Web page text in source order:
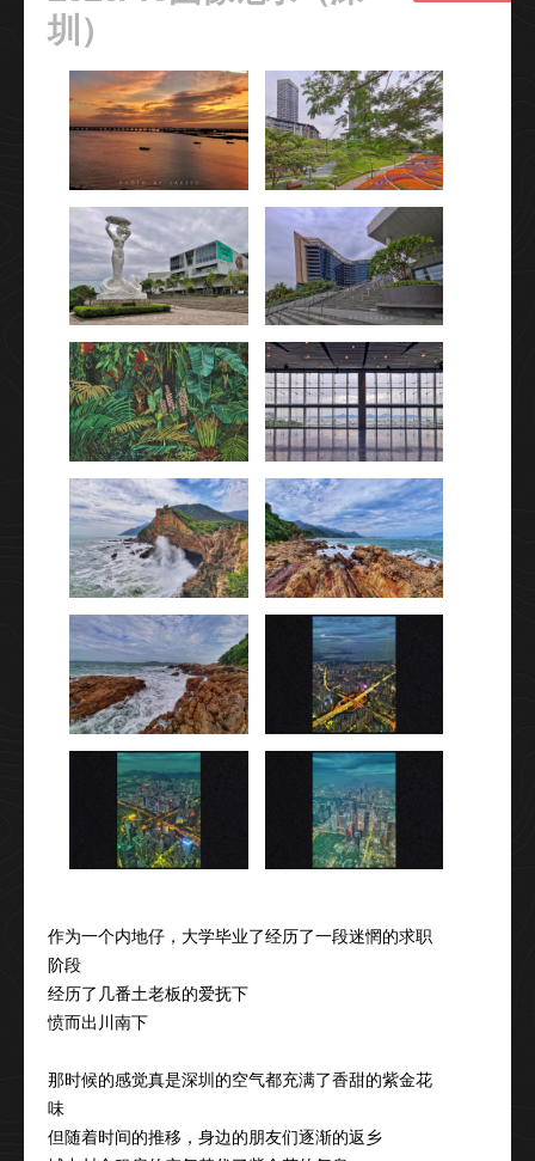
圳）
作为一个内地仔，大学毕业了经历了一段迷惘的求职
阶段
经历了几番土老板的爱抚下
愤而出川南下
那时候的感觉真是深圳的空气都充满了香甜的紫金花
味
但随着时间的推移，身边的朋友们逐渐的返乡